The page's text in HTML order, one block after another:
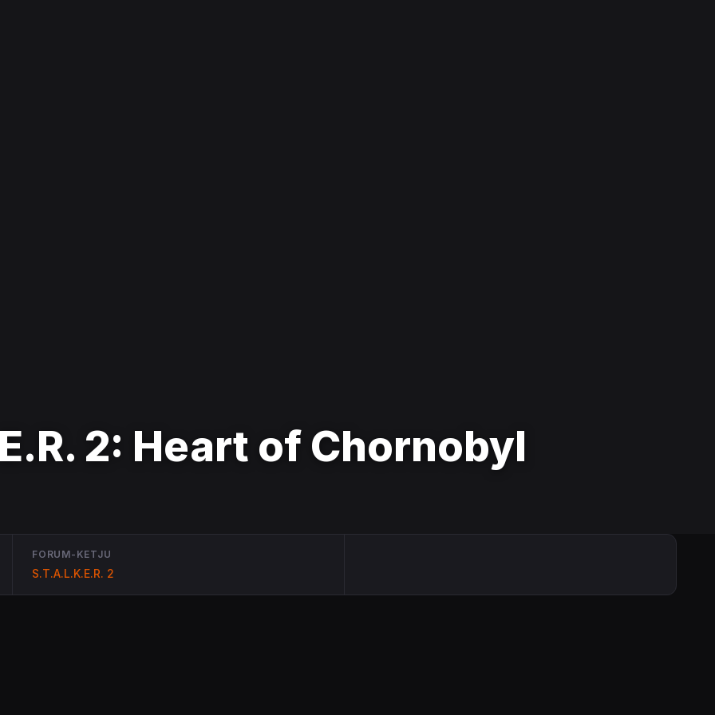
2: Heart of Chornobyl
FORUM-KETJU
S.T.A.L.K.E.R. 2